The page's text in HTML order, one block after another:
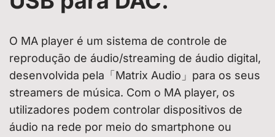
O MA player é um sistema de controle de
reprodução de áudio/streaming de áudio digital,
desenvolvida pela「Matrix Audio」para os seus
streamers de música. Com o MA player, os
utilizadores podem controlar dispositivos de
áudio na rede por meio do smartphone ou